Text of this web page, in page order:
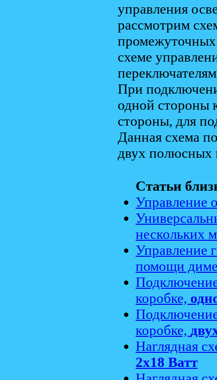
управления
рассмотрим
промежуточных
схеме
При
одной стороны
стороны, для
Данная схема
двух полюсных
Статьи
Управление
нескольких
Управление
помощи
коробке,
коробке,
Наглядная
2x18 Ватт